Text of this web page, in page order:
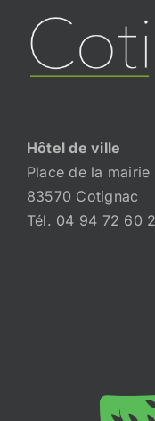
Hôtel de ville
Place de la mairie
83570 Cotignac
Tél. 04 94 72 60